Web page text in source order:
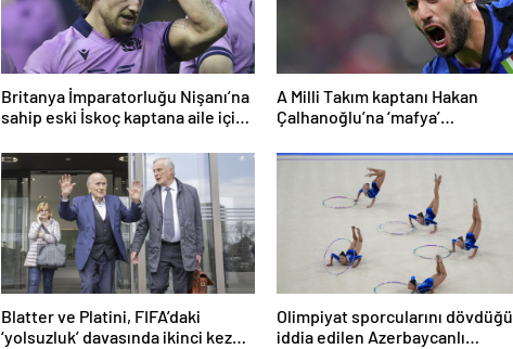
Britanya İmparatorluğu Nişanı’na
sahip eski İskoç kaptana aile içi
A Milli Takım kaptanı Hakan
Çalhanoğlu’na ‘mafya’
Blatter ve Platini, FIFA’daki
‘yolsuzluk’ davasında ikinci kez
Olimpiyat sporcularını dövdüğü
iddia edilen Azerbaycanlı